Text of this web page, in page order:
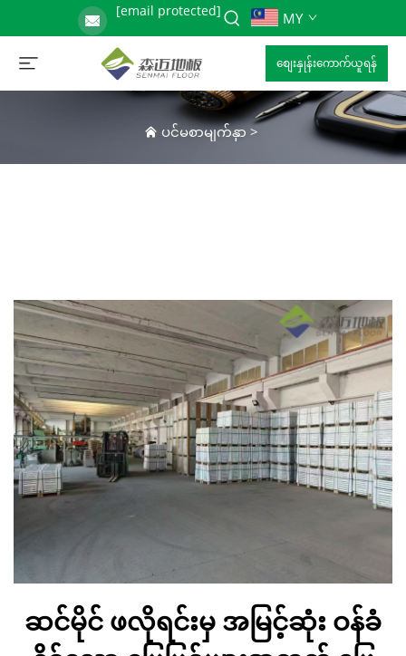
[email protected] MY
စျေးနှုန်းကောက်ယူရန်
ပင်မစာမျက်နှာ >
ဆင်မိုင် ဖလိုရင်းမှ အမြင့်ဆုံး ဝန်ခံ